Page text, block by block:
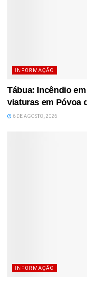
INFORMAÇÃO
Tábua: Incêndio
viaturas em Póvoa
6 DE AGOSTO, 2026
INFORMAÇÃO